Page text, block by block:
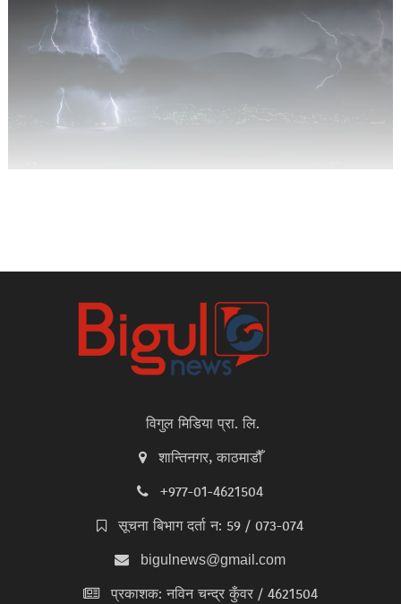
विगुल मिडिया प्रा. लि.
शान्तिनगर, काठमाडौँ
+977-01-4621504
सूचना बिभाग दर्ता न: 59 / 073-074
bigulnews@gmail.com
प्रकाशक: नविन चन्द्र कुँवर / 4621504